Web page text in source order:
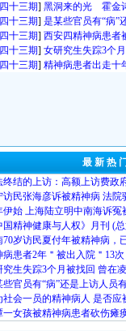
十三期] 黑洞来的光 霍金
十三期] 是某些官员有“病”
十三期] 西安四精神病患者
十三期] 女研究生失踪3个
十三期] 精神病患者出走十
最 新 热
终结的上访：高额上访费政
访民张海彦诉被精神病 法院
伊始 上海陆立明中南海诉冤
国精神健康与人权》月刊 (
70岁访民夏付年被精神病，
病患者2年＂被出入院＂13次
究生失踪3个月被找回 曾在
些官员有“病”还是上访人员
社会一员的精神病人 是否应
一女孩被精神病患者砍伤瘫